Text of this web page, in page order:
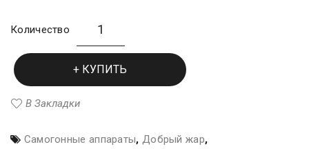
Количество
КУПИТЬ
В Закладки
Самогонные аппараты, Добрый жар,